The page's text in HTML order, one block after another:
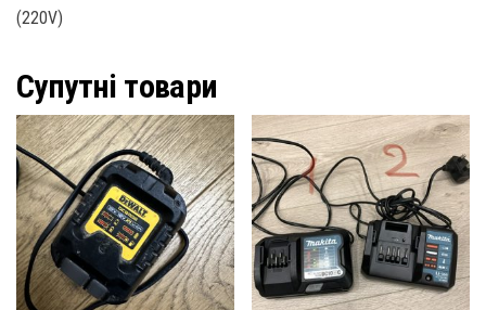
(220V)
Супутні товари